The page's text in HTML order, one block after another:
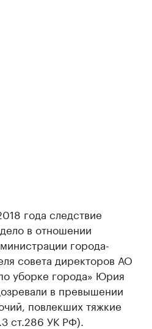
года следствие
в отношении
города-
совета директоров АО
уборке города» Юрия
в превышении
повлекших тяжкие
ст.286 УК РФ).